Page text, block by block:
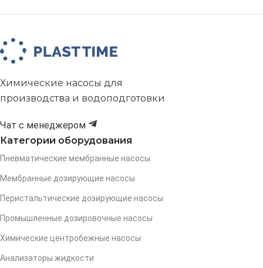
Химические насосы для
производства и водоподготовки
Чат с менеджером
Категории оборудования
Пневматические мембранные насосы
Мембранные дозирующие насосы
Перистальтические дозирующие насосы
Промышленные дозировочные насосы
Химические центробежные насосы
Анализаторы жидкости